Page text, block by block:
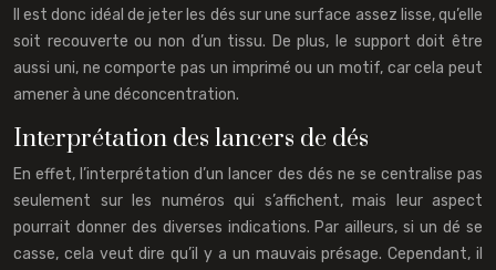
Il est donc idéal de jeter les dés sur une surface assez lisse, qu’elle
soit recouverte ou non d’un tissu. De plus, le support doit être
aussi uni, ne comporte pas un imprimé ou un motif, car cela peut
amener à une déconcentration.
Interprétation des lancers de dés
En effet, l’interprétation d’un lancer des dés ne se centralise pas
seulement sur les numéros qui s’affichent, mais leur aspect
pourrait donner des diverses indications. Par ailleurs, si un dé se
casse, cela veut dire qu’il y a un mauvais présage. Cependant, il